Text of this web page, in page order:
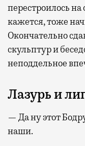
перестроилось
кажется, тоже
Окончательно
скульптур и
неподдельное
Лазурь и
— Да ну этот
наши.